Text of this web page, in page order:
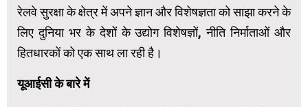
रेलवे सुरक्षा के क्षेत्र में अपने ज्ञान और विशेषज्ञता को साझा करने के
लिए दुनिया भर के देशों के उद्योग विशेषज्ञों, नीति निर्माताओं और
हितधारकों को एक साथ ला रही है।
यूआईसी के बारे में